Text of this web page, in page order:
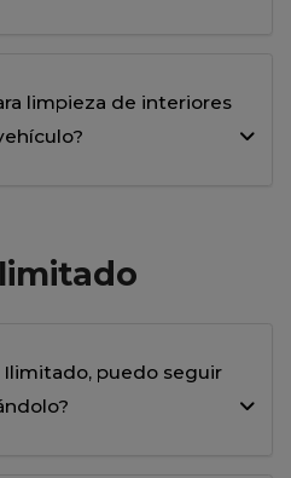
limpieza de interiores
Ilimitado, puedo seguir